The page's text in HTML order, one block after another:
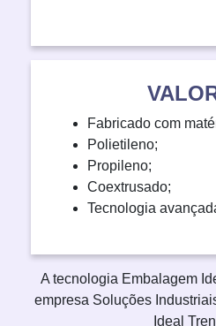
Fabricado com
Polietileno;
Propileno;
Coextrusado;
Tecnologia
A tecnologia Embalagem
empresa Soluções
Ideal